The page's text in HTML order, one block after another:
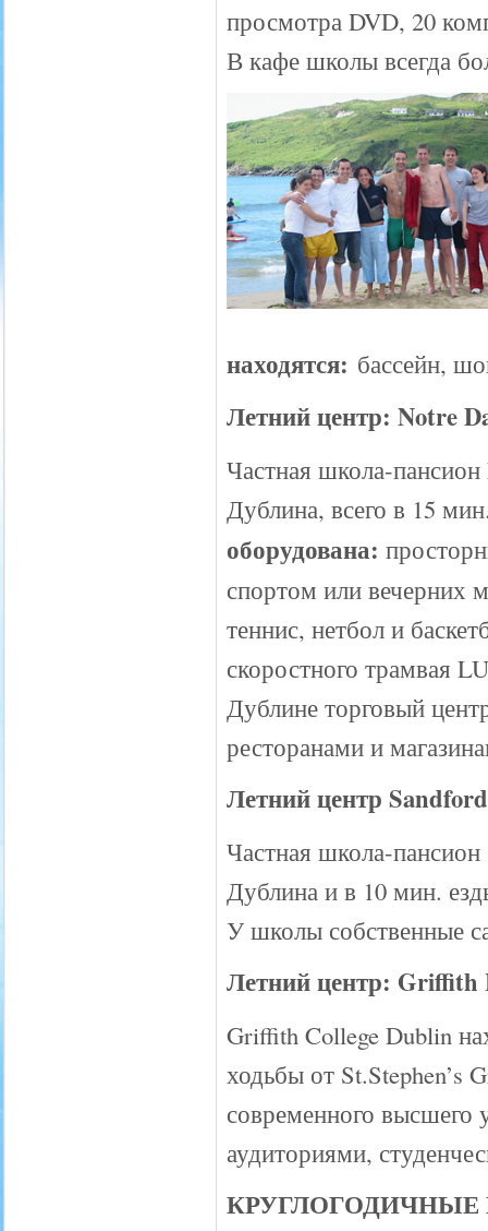
просмотра DVD, 20
В кафе школы всегда
находятся: бассейн,
Летний центр: Notre
Частная школа-
Дублина, всего в 15
оборудована:
спортом или вечерних
теннис, нетбол и
скоростного трамвая
Дублине торговый
ресторанами и
Летний центр
Частная школа-
Дублина и в 10 мин.
У школы собственные
Летний центр:
Griffith College Dublin
ходьбы от St.Stephen’s
современного высшего
аудиториями,